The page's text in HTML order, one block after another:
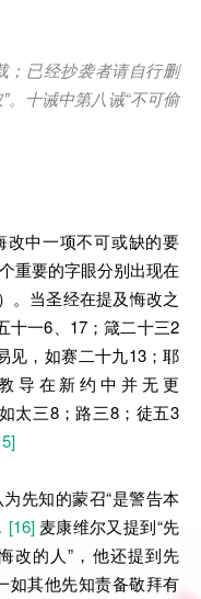
；已经抄袭者请自行删
”。十诫中第八诫“不可偷
中一项不可或缺的要
重要的字眼分别出现在
。当圣经在提及悔改之
十一6、17；箴二十三2
见，如赛二十九13；耶
导在新约中并无更
太三8；路三8；徒五3
先知的蒙召“是警告本
[16]麦康维尔又提到“先
改的人”，他还提到先
如其他先知责备敬拜有